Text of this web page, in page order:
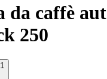
da caffè
250